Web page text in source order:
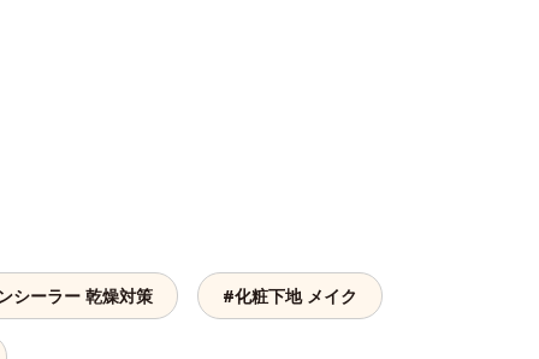
シーラー 乾燥対策 #化粧下地 メイク